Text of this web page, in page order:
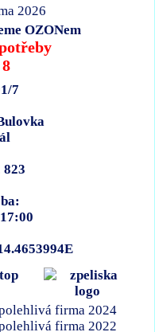
OZONem
7
823